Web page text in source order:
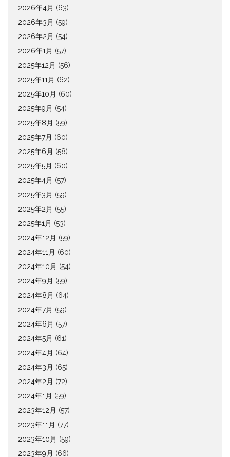
2026年4月 (63)
2026年3月 (59)
2026年2月 (54)
2026年1月 (57)
2025年12月 (56)
2025年11月 (62)
2025年10月 (60)
2025年9月 (54)
2025年8月 (59)
2025年7月 (60)
2025年6月 (58)
2025年5月 (60)
2025年4月 (57)
2025年3月 (59)
2025年2月 (55)
2025年1月 (53)
2024年12月 (59)
2024年11月 (60)
2024年10月 (54)
2024年9月 (59)
2024年8月 (64)
2024年7月 (59)
2024年6月 (57)
2024年5月 (61)
2024年4月 (64)
2024年3月 (65)
2024年2月 (72)
2024年1月 (59)
2023年12月 (57)
2023年11月 (77)
2023年10月 (59)
2023年9月 (66)